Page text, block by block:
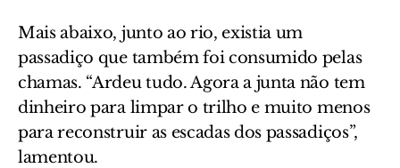
Mais abaixo, junto ao rio, existia um
passadiço que também foi consumido pelas
chamas. “Ardeu tudo. Agora a junta não tem
dinheiro para limpar o trilho e muito menos
para reconstruir as escadas dos passadiços”,
lamentou.